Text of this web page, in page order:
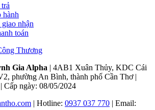
hành
nhận
toán
Gia Alpha | 4AB1 Xuân Thủy, KDC Cái
phường An Bình, thành phố Cần Thơ |
Cấp ngày: 08/05/2024
| Hotline: 0937 037 770 | Email: